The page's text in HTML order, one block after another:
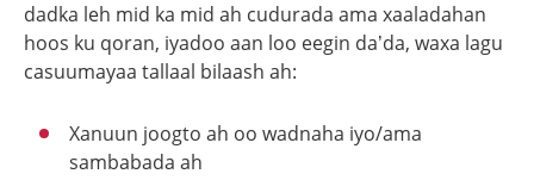
dadka leh mid ka mid ah cudurada ama xaaladahan
hoos ku qoran, iyadoo aan loo eegin da’da, waxa lagu
casuumayaa tallaal bilaash ah:
Xanuun joogto ah oo wadnaha iyo/ama
sambabada ah